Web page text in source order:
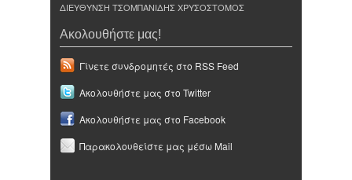
ΔΙΕΥΘΥΝΣΗ ΤΣΟΜΠΑΝΙΔΗΣ ΧΡΥΣΟΣΤΟΜΟΣ
Ακολουθήστε μας!
Γίνετε συνδρομητές στο RSS Feed
Ακολουθήστε μας στο Twitter
Ακολουθήστε μας στο Facebook
Παρακολουθείστε μας μέσω Mail